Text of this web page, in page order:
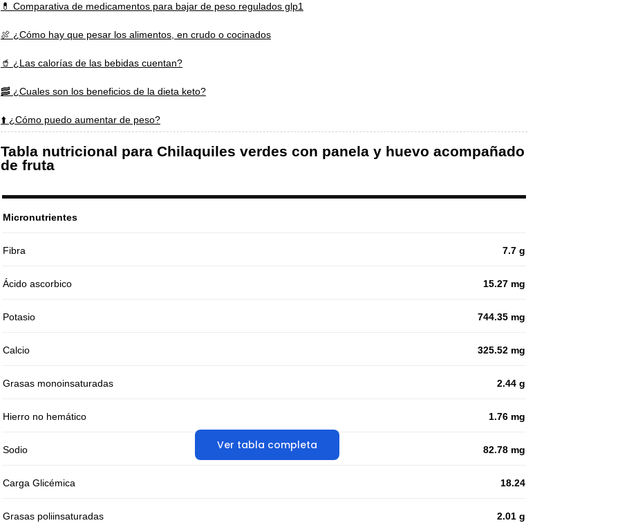
💊 Comparativa de medicamentos para bajar de peso regulados glp1
🍖 ¿Cómo hay que pesar los alimentos, en crudo o cocinados
🥤 ¿Las calorías de las bebidas cuentan?
🥓 ¿Cuales son los beneficios de la dieta keto?
⬆️ ¿Cómo puedo aumentar de peso?
Tabla nutricional para Chilaquiles verdes con panela y huevo acompañado
de fruta
Ver tabla completa
Micronutrientes
Fibra 7.7 g
Ácido ascorbico 15.27 mg
Potasio 744.35 mg
Calcio 325.52 mg
Grasas monoinsaturadas 2.44 g
Hierro no hemático 1.76 mg
Sodio 82.78 mg
Carga Glicémica 18.24
Grasas poliinsaturadas 2.01 g